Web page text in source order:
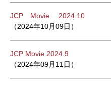
JCP Movie 2024.10
（2024年10月09日）
JCP Movie 2024.9
（2024年09月11日）